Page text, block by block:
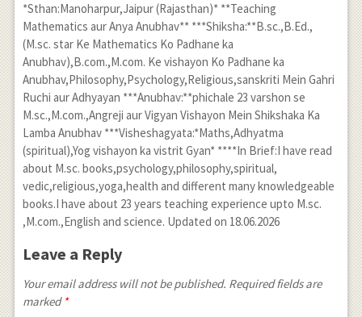
*Sthan:Manoharpur,Jaipur (Rajasthan)* **Teaching
Mathematics aur Anya Anubhav** ***Shiksha:**B.sc.,B.Ed.,
(M.sc. star Ke Mathematics Ko Padhane ka
Anubhav),B.com.,M.com. Ke vishayon Ko Padhane ka
Anubhav,Philosophy,Psychology,Religious,sanskriti Mein Gahri
Ruchi aur Adhyayan ***Anubhav:**phichale 23 varshon se
M.sc.,M.com.,Angreji aur Vigyan Vishayon Mein Shikshaka Ka
Lamba Anubhav ***Visheshagyata:*Maths,Adhyatma
(spiritual),Yog vishayon ka vistrit Gyan* ****In Brief:I have read
about M.sc. books,psychology,philosophy,spiritual,
vedic,religious,yoga,health and different many knowledgeable
books.I have about 23 years teaching experience upto M.sc.
,M.com.,English and science. Updated on 18.06.2026
Leave a Reply
Your email address will not be published. Required fields are
marked *